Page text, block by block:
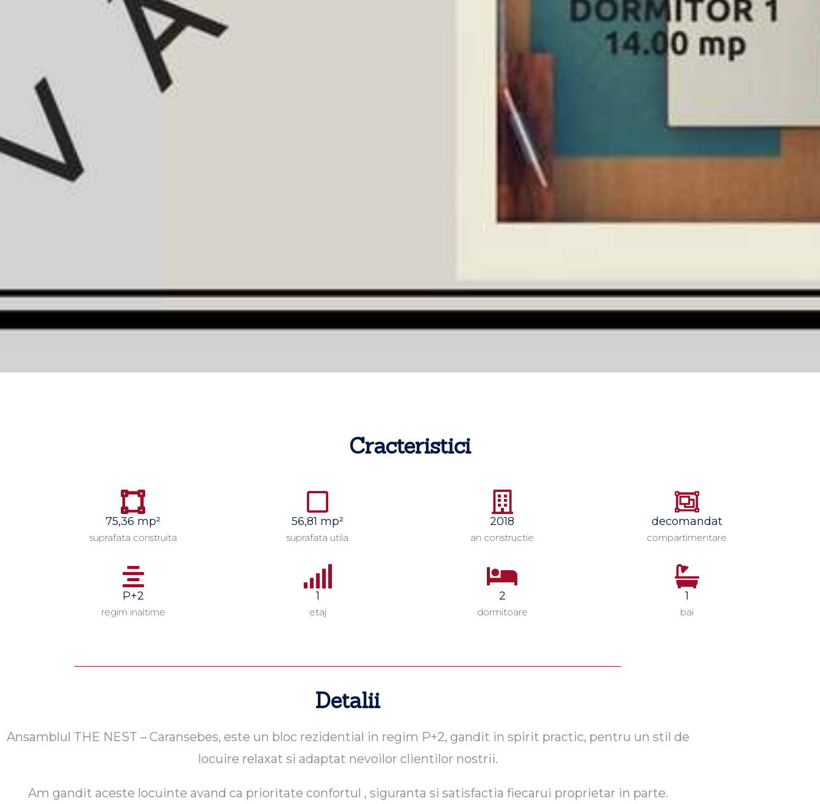
Cracteristici
75,36 mp²
suprafata construita
56,81 mp²
suprafata utila
2018
an constructie
decomandat
compartimentare
P+2
regim inaltime
1
etaj
2
dormitoare
1
bai
Detalii
Ansamblul THE NEST – Caransebes, este un bloc rezidential in regim P+2, gandit in spirit practic, pentru un stil de
locuire relaxat si adaptat nevoilor clientilor nostrii.
Am gandit aceste locuinte avand ca prioritate confortul , siguranta si satisfactia fiecarui proprietar in parte.